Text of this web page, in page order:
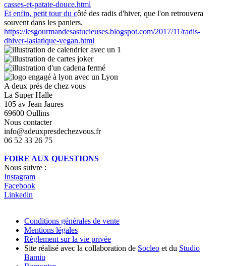
casses-et-patate-douce.html
Et enfin, petit tour du côté des radis d'hiver, que l'on retrouvera
souvent dans les paniers.
https://lesgourmandesastucieuses.blogspot.com/2017/11/radis-
dhiver-lasiatique-vegan.html
A deux prés de chez vous
La Super Halle
105 av Jean Jaures
69600 Oullins
Nous contacter
info@adeuxpresdechezvous.fr
06 52 33 26 75
FOIRE AUX QUESTIONS
Nous suivre :
Instagram
Facebook
Linkedin
Conditions générales de vente
Mentions légales
Règlement sur la vie privée
Site réalisé avec la collaboration de Socleo et du Studio
Bamiu